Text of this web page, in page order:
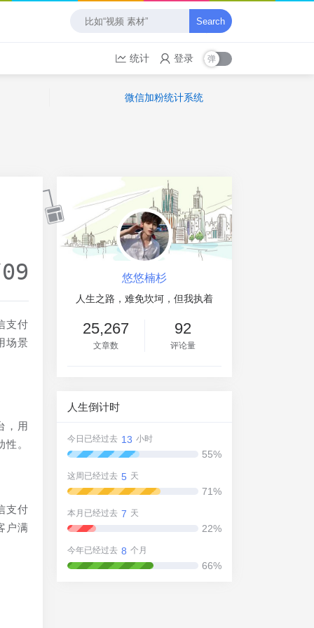
Search
统计 登录
微信加粉统计系统
支付
场景
，用
。
支付
户满
悠悠楠杉
人生之路，难免坎坷，但我执着
25,267
文章数
92
评论量
人生倒计时
今日已经过去 13 小时
55%
这周已经过去 5 天
71%
本月已经过去 7 天
22%
今年已经过去 8 个月
66%